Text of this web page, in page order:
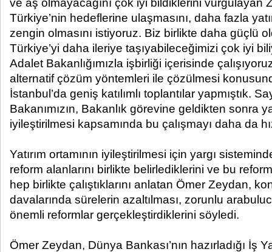
ve aş olmayacağını çok iyi bildiklerini vurgulayan
Türkiye’nin hedeflerine ulaşmasını, daha fazla
zengin olmasını istiyoruz. Biz birlikte daha güçlü
Türkiye’yi daha ileriye taşıyabileceğimizi çok iyi
Adalet Bakanlığımızla işbirliği içerisinde
alternatif çözüm yöntemleri ile çözülmesi
İstanbul’da geniş katılımlı toplantılar yapmıştık.
Bakanımızın, Bakanlık görevine geldikten sonra
iyileştirilmesi kapsamında bu çalışmayı daha da
Yatırım ortamının iyileştirilmesi için yargı
reform alanlarını birlikte belirlediklerini ve bu
hep birlikte çalıştıklarını anlatan Ömer Zeydan,
davalarında sürelerin azaltılması, zorunlu
önemli reformlar gerçekleştirdiklerini söyledi.
Ömer Zeydan, Dünya Bankası’nın hazırladığı İş